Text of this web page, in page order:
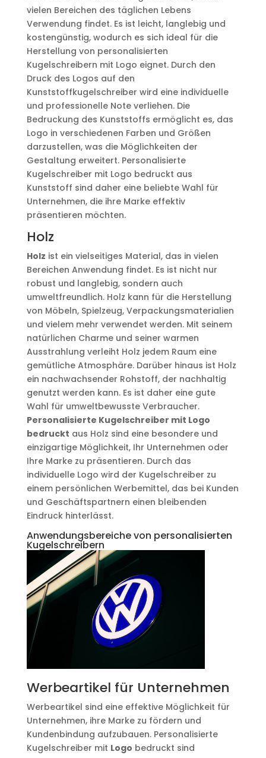
vielen Bereichen des täglichen Lebens
Verwendung findet. Es ist leicht, langlebig und
kostengünstig, wodurch es sich ideal für die
Herstellung von personalisierten
Kugelschreibern mit Logo eignet. Durch den
Druck des Logos auf den
Kunststoffkugelschreiber wird eine individuelle
und professionelle Note verliehen. Die
Bedruckung des Kunststoffs ermöglicht es, das
Logo in verschiedenen Farben und Größen
darzustellen, was die Möglichkeiten der
Gestaltung erweitert. Personalisierte
Kugelschreiber mit Logo bedruckt aus
Kunststoff sind daher eine beliebte Wahl für
Unternehmen, die ihre Marke effektiv
präsentieren möchten.
Holz
Holz ist ein vielseitiges Material, das in vielen
Bereichen Anwendung findet. Es ist nicht nur
robust und langlebig, sondern auch
umweltfreundlich. Holz kann für die Herstellung
von Möbeln, Spielzeug, Verpackungsmaterialien
und vielem mehr verwendet werden. Mit seinem
natürlichen Charme und seiner warmen
Ausstrahlung verleiht Holz jedem Raum eine
gemütliche Atmosphäre. Darüber hinaus ist Holz
ein nachwachsender Rohstoff, der nachhaltig
genutzt werden kann. Es ist daher eine gute
Wahl für umweltbewusste Verbraucher.
Personalisierte Kugelschreiber mit Logo
bedruckt aus Holz sind eine besondere und
einzigartige Möglichkeit, Ihr Unternehmen oder
Ihre Marke zu präsentieren. Durch das
individuelle Logo wird der Kugelschreiber zu
einem persönlichen Werbemittel, das bei Kunden
und Geschäftspartnern einen bleibenden
Eindruck hinterlässt.
Anwendungsbereiche von personalisierten
Kugelschreibern
Werbeartikel für Unternehmen
Werbeartikel sind eine effektive Möglichkeit für
Unternehmen, ihre Marke zu fördern und
Kundenbindung aufzubauen. Personalisierte
Kugelschreiber mit Logo bedruckt sind